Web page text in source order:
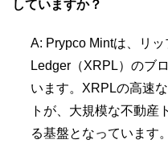
していますか？
A: Prypco Mintは、リ
Ledger（XRPL）のブ
います。XRPLの高速
トが、大規模な不動産
る基盤となっています。